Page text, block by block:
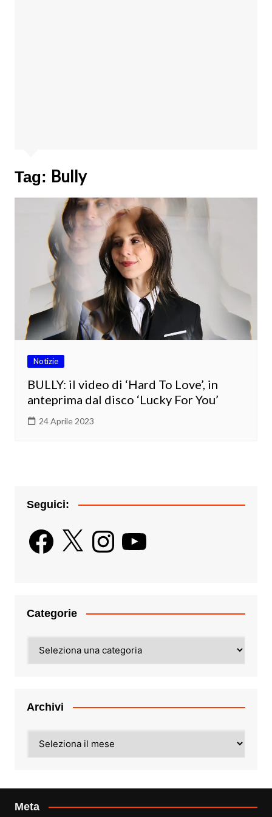
Tag: Bully
Notizie
BULLY: il video di ‘Hard To Love’, in
anteprima dal disco ‘Lucky For You’
24 Aprile 2023
Seguici:
Facebook
X InstagramYouTube
Categorie
Archivi
Meta